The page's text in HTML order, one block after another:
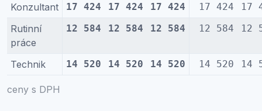
ceny s DPH
Konzultant 17 424 17 424 17 424 17 424 17
Rutinní
práce
12 584 12 584 12 584 12 584 12
Technik 14 520 14 520 14 520 14 520 14